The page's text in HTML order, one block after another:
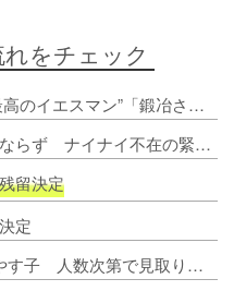
をチェック
1. 岡村隆史『ぐるナイ』で“最高のイエスマン”「鍛冶さん」の結婚祝福 『ナイナイANN』リスナー歓喜
2. 【ゴチ25】矢部浩之、復帰ならず ナイナイ不在の緊急事態の可能性残る
留決定
定
5. 【ゴチ25】1人目のクビはやす子 人数次第で見取り図・盛山、小芝風花も圏内